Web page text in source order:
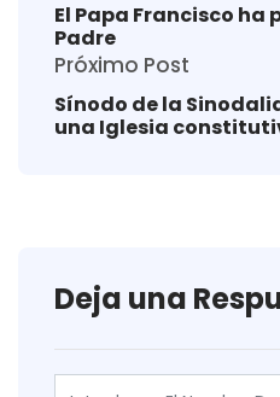
El Papa Francisco
Padre
Próximo Post
Sínodo de la
una Iglesia
Deja una